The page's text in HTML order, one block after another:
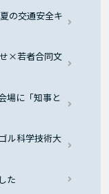
の交通安全キ
×若者合同文
場に「知事と
ル科学技術大
た